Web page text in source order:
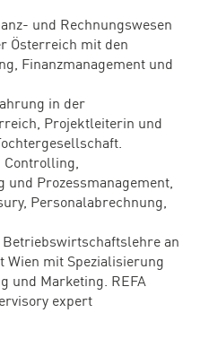
und Rechnungswesen
Österreich mit den
Finanzmanagement und
in der
Projektleiterin und
Controlling,
und Prozessmanagement,
Personalabrechnung,
an
Wien mit Spezialisierung
und Marketing. REFA
expert